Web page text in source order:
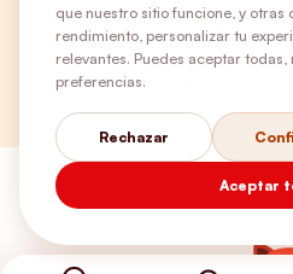
que nuestro sitio funcione, y otras
rendimiento, personalizar tu
relevantes. Puedes aceptar
preferencias.
Rechazar
Aceptar